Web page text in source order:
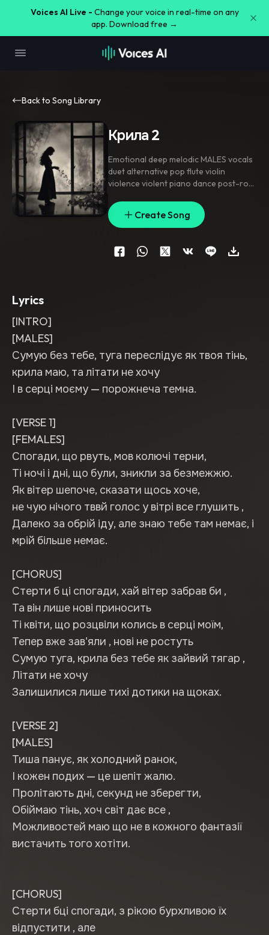
Voices AI Live - Change your voice in real-time on any
app. Download free →
Back to Song Library
Крила 2
Emotional deep melodic MALES vocals
duet alternative pop flute violin
violence violent piano dance post-rock
Create Song
Lyrics
[INTRO]
[MALES]
Сумую без тебе, туга переслідує як твоя тінь,
крила маю, та літати не хочу
І в серці моєму — порожнеча темна.
[VERSE 1]
[FEMALES]
Спогади, що рвуть, мов колючі терни,
Ті ночі і дні, що були, зникли за безмежжю.
Як вітер шепоче, сказати щось хоче,
не чую нічого тввй голос у вітрі все глушить ,
Далеко за обрій іду, але знаю тебе там немає, і
мрій більше немає.
[CHORUS]
Стерти б ці спогади, хай вітер забрав би ,
Та він лише нові приносить
Ті квіти, що розцвіли колись в серці моїм,
Тепер вже зав'яли , нові не ростуть
Сумую туга, крила без тебе як зайвий тягар ,
Літати не хочу
Залишилися лише тихі дотики на щоках.
[VERSE 2]
[MALES]
Тиша панує, як холодний ранок,
І кожен подих — це шепіт жалю.
Пролітають дні, секунд не зберегти,
Обіймаю тінь, хоч світ дає все ,
Можливостей маю що не в кожного фантазії
вистачить того хотіти.
[CHORUS]
Стерти бці спогади, з рікою бурхливою їх
відпустити , але